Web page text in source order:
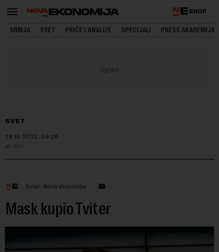
SHOP
SRBIJA SVET PRIČE I ANALIZE SPECIJALI PRESS AKADEMIJA
SVET
28.10.2022. 09:28
BBC
Autor: Nova ekonomija
Mask kupio Tviter